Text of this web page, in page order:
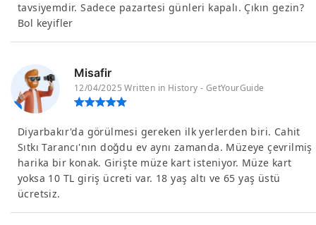
tavsiyemdir. Sadece pazartesi günleri kapalı. Çıkın gezin?
Bol keyifler
Misafir
12/04/2025 Written in History - GetYourGuide
Diyarbakır'da görülmesi gereken ilk yerlerden biri. Cahit
Sıtkı Tarancı'nın doğdu ev aynı zamanda. Müzeye çevrilmiş
harika bir konak. Girişte müze kart isteniyor. Müze kart
yoksa 10 TL giriş ücreti var. 18 yaş altı ve 65 yaş üstü
ücretsiz.